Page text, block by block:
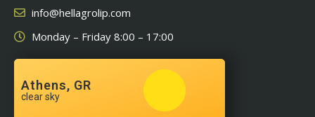
info@hellagrolip.com
Monday – Friday 8:00 – 17:00
Athens, GR
clear sky